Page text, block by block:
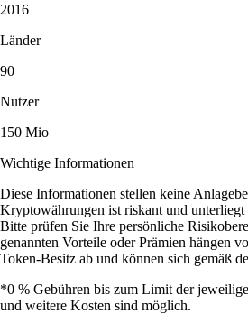
2016
Länder
90
Nutzer
150 Mio
Wichtige Informationen
Diese Informationen stellen keine
Kryptowährungen ist riskant und
Bitte prüfen Sie Ihre persönliche
genannten Vorteile oder Prämien hängen
Token-Besitz ab und können sich gemäß
*0 % Gebühren bis zum Limit der
und weitere Kosten sind möglich.